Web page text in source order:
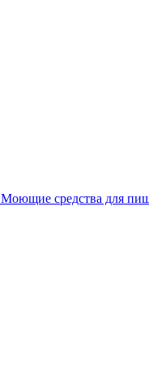
Моющие средства для